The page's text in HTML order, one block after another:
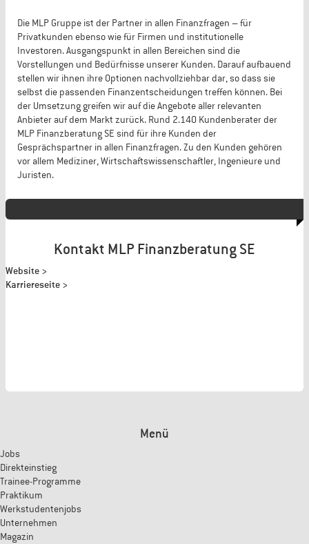
Die MLP Gruppe ist der Partner in allen Finanzfragen – für
Privatkunden ebenso wie für Firmen und institutionelle
Investoren. Ausgangspunkt in allen Bereichen sind die
Vorstellungen und Bedürfnisse unserer Kunden. Darauf aufbauend
stellen wir ihnen ihre Optionen nachvollziehbar dar, so dass sie
selbst die passenden Finanzentscheidungen treffen können. Bei
der Umsetzung greifen wir auf die Angebote aller relevanten
Anbieter auf dem Markt zurück. Rund 2.140 Kundenberater der
MLP Finanzberatung SE sind für ihre Kunden der
Gesprächspartner in allen Finanzfragen. Zu den Kunden gehören
vor allem Mediziner, Wirtschaftswissenschaftler, Ingenieure und
Juristen.
Kontakt MLP Finanzberatung SE
Website >
Karriereseite >
Menü
Jobs
Direkteinstieg
Trainee-Programme
Praktikum
Werkstudentenjobs
Unternehmen
Magazin